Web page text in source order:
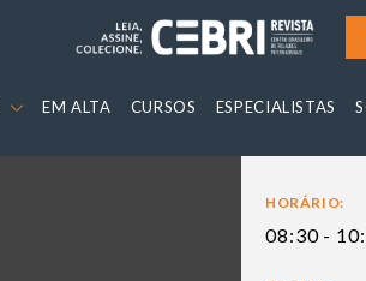
EM ALTA CURSOS ESPECIALISTAS
HORÁRIO:
08:30 -